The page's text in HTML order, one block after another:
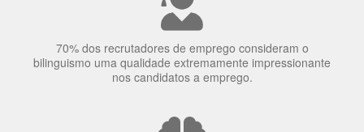
70% dos recrutadores de emprego consideram o
bilinguismo uma qualidade extremamente impressionante